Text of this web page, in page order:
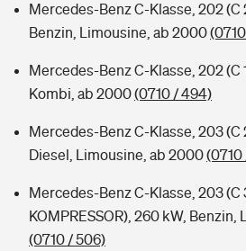
Mercedes-Benz C-Klasse, 202 (C
Benzin, Limousine, ab 2000
Mercedes-Benz C-Klasse, 202 (C
Kombi, ab 2000(0710 / 494)
Mercedes-Benz C-Klasse, 203 (C
Diesel, Limousine, ab 2000(0710
Mercedes-Benz C-Klasse, 203 (C
KOMPRESSOR), 260 kW,
(0710 / 506)